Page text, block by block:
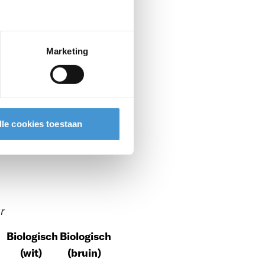
Marketing
cookies toestaan
Beter
Ook stijgen
voor
naar
Biologisch
(wit)
Biologisch
(bruin)